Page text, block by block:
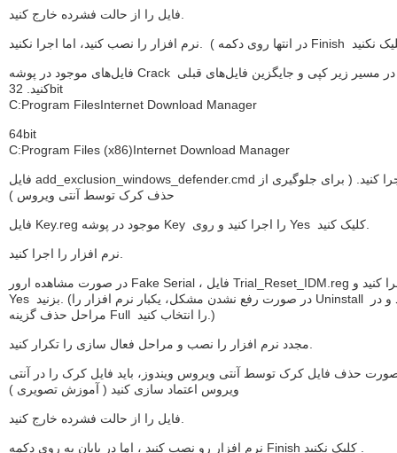
فایل‌های موجود در پوشه Crack را در مسیر زیر کپی و جایگزین فایل‌های قبلی
کنید. 32bit
C:Program FilesInternet Download Manager
64bit
C:Program Files (x86)Internet Download Manager
فایل add_exclusion_windows_defender.cmd را اجرا کنید. ( برای جلوگیری از
حذف کرک توسط آنتی ویروس )
در صورت مشاهده ارور Fake Serial ، فایل Trial_Reset_IDM.reg را اجرا کنید و
Yes بزنید. (در صورت رفع نشدن مشکل، یکبار نرم افزار را Uninstall کنید و در
مراحل حذف گزینه Full را انتخاب کنید.)
حذف فایل کرک توسط آنتی ویروس ویندوز، باید فایل کرک را در آنتی
ویروس اعتماد سازی کنید ( آموزش تصویری )